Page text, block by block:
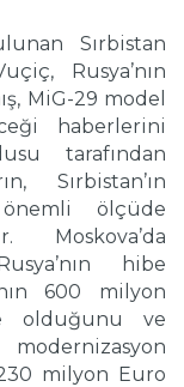
Sırbistan
Rusya’nın
MiG-29 model
haberlerini
tarafından
Sırbistan’ın
ölçüde
Moskova’da
hibe
600 milyon
olduğunu ve
modernizasyon
milyon Euro